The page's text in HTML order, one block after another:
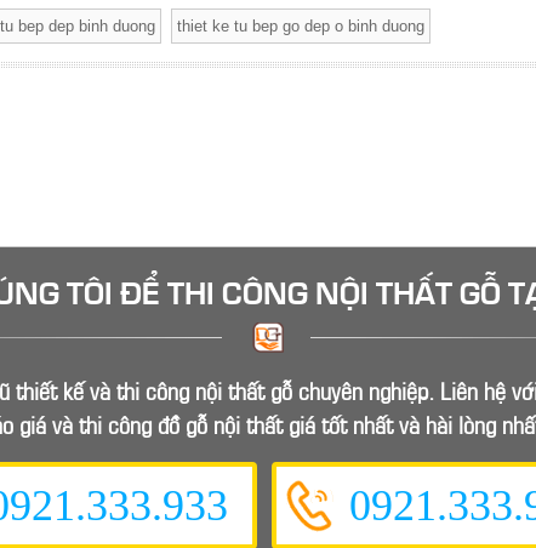
tu bep dep binh duong thiet ke tu bep go dep o binh duong
TÔI ĐỂ THI CÔNG NỘI THẤT GỖ
thiết kế và thi công nội thất gỗ chuyên nghiệp. Liên hệ
giá và thi công đồ gỗ nội thất giá tốt nhất và hài lòng